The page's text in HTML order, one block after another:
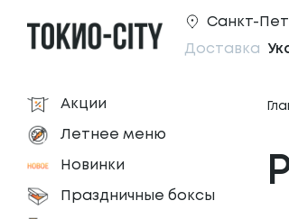
Санкт-
Доставка
Акции
Летнее меню
Новинки
Праздничные боксы